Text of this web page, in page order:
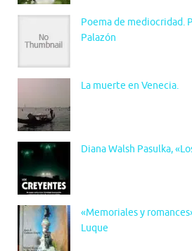
Poema de mediocridad.
Palazón
La muerte en Venecia.
Diana Walsh Pasulka,
«Memoriales y
Luque